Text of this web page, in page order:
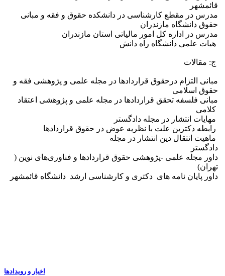
قائمشهر
حقوق دانشگاه مازندران
مدرس در اداره کل امور مالیاتی استان مازندران
حقوق اسلامی
مبانی فلسفه تحقق قراردادها در مجله علمی و پژوهشی اعتقاد
دادگستر
داور مجله علمی -پژوهشی حقوق قرارداد‌ها و فناوری‌های نوین (
تهران)
داور پایان نامه های دکتری و کارشناسی ارشد دانشگاه قائمشهر
اخبار و رویدادها